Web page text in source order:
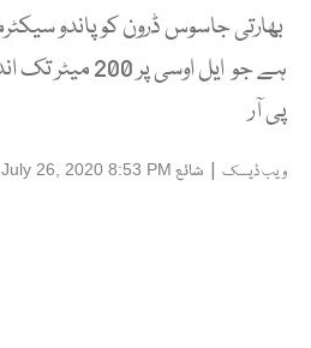
بھارتی جاسوس ڈرون کو پاندو
ہے جو ایل اوسی پر
پی آر
ویب ڈیسک | شائع July 26, 2020 8:53 PM